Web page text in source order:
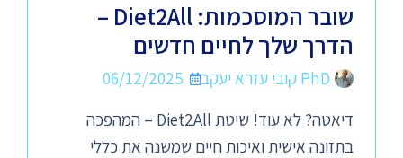
שובר המוסכמות: Diet2All –
הדרך שלך לחיים חדשים
PhD קובי עזרא יעקב
06/12/2025
דיאטה? לא עוד! שיטת Diet2All – המהפכה
בתזונה אישית ואיכות חיים שמשנה את כללי